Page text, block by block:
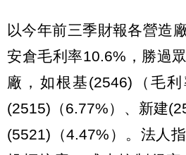
以今年前三季財報各營造
安倉毛利率10.6%，勝過
廠，如根基(2546)（毛
(2515)（6.77%）、新建
(5521)（4.47%）。法人